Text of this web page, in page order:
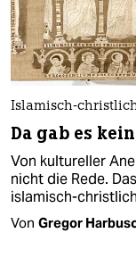
Islamisch-
Da gab es
Von kultureller
nicht die Rede.
islamisch-
Von Gregor